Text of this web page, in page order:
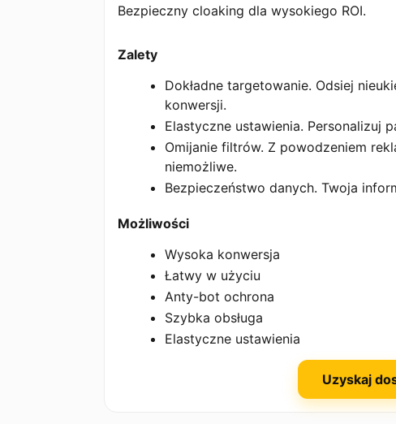
Bezpieczny cloaking dla wysokiego ROI.
Zalety
Dokładne targetowanie. Odsiej
konwersji.
Elastyczne ustawienia. Personalizuj
Omijanie filtrów. Z powodzeniem
niemożliwe.
Bezpieczeństwo danych. Twoja
Możliwości
Wysoka konwersja
Łatwy w użyciu
Anty-bot ochrona
Szybka obsługa
Elastyczne ustawienia
Uzyskaj